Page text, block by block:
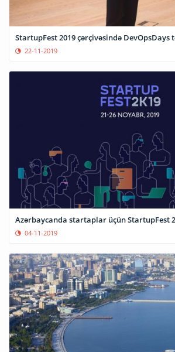
StartupFest 2019 çərçivəsində
22-11-2019
Azərbaycanda startaplar üçün StartupFest
04-11-2019